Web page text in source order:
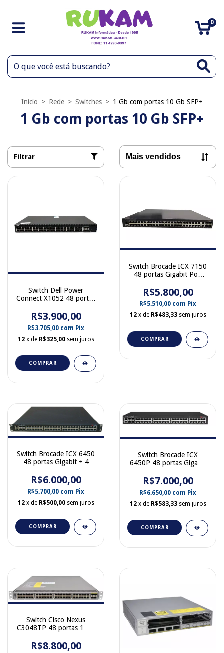
0
Início > Rede > Switches > 1 Gb com portas 10 Gb SFP+
1 Gb com portas 10 Gb SFP+
Filtrar
Switch Dell Power
Connect X1052 48 portas
0XTCT3
R$3.900,00
R$3.705,00 com Pix
12 x de R$325,00 sem juros
COMPRAR
Switch Brocade ICX 7150
48 portas Gigabit PoE
Gb ICX 7150-48PF
R$5.800,00
R$5.510,00 com Pix
12 x de R$483,33 sem juros
COMPRAR
Switch Brocade ICX 6450
48 portas Gigabit + 4
ICX6450-48
R$6.000,00
R$5.700,00 com Pix
12 x de R$500,00 sem juros
COMPRAR
Switch Brocade ICX
6450P 48 portas Gigabit
SFP+ 10 Gb ICX6450-
48P
R$7.000,00
R$6.650,00 com Pix
12 x de R$583,33 sem juros
COMPRAR
Switch Cisco Nexus
C3048TP 48 portas 1 Gb
C3048TP-1GE
R$8.800,00